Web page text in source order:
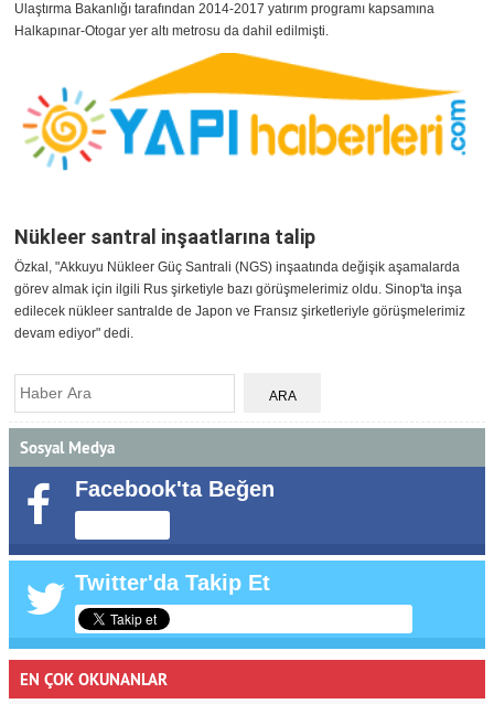
Ulaştırma Bakanlığı tarafından 2014-2017 yatırım programı kapsamına
Halkapınar-Otogar yer altı metrosu da dahil edilmişti.
Nükleer santral inşaatlarına talip
Özkal, "Akkuyu Nükleer Güç Santrali (NGS) inşaatında değişik aşamalarda
görev almak için ilgili Rus şirketiyle bazı görüşmelerimiz oldu. Sinop'ta inşa
edilecek nükleer santralde de Japon ve Fransız şirketleriyle görüşmelerimiz
devam ediyor" dedi.
Sosyal Medya
Facebook'ta Beğen
Twitter'da Takip Et
EN ÇOK OKUNANLAR